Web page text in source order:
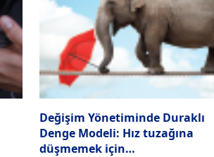
Değişim Yönetiminde Duraklı
Denge Modeli: Hız tuzağına
düşmemek için…